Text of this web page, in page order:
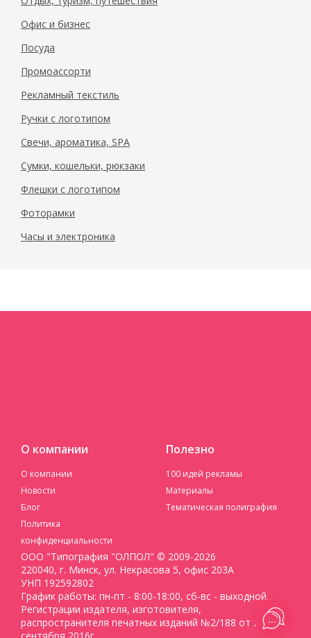
Офис и бизнес
Посуда
Промоассорти
Рекламный текстиль
Ручки с логотипом
Свечи, ароматика, SPA
Сумки, кошельки, рюкзаки
Флешки с логотипом
Фоторамки
Часы и электроника
О компании
О компании
Новости
Блог
Политика
конфиденциальности
Полезно
100 идей рекламы
Материалы
Тематическая полиграфия
ООО "Типография "ОЛПОЛ" © 2009-2026
220040, г. Минск, ул. Некрасова 5, офис 203А
УНП 192592802
График работы: пн-пт - 8:00-18:00, сб-вс - выходной.
Регистрации издателя, изготовителя,
распространителя печатных изданий №2/188 от 22